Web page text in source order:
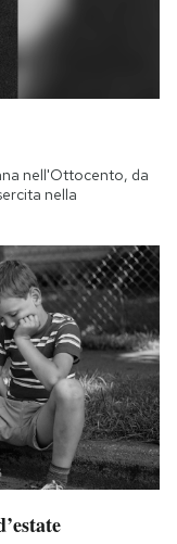
nell'Ottocento, da
nella